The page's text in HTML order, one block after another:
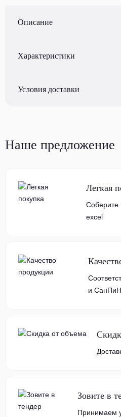
Описание
Характеристики
Условия доставки
Наше предложение
Легкая
Соберите
excel
и СанПиН
Зовите в
Принимаем